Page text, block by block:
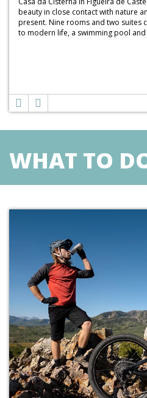
beauty in close contact with nature
present. Nine rooms and two suites
to modern life, a swimming pool and
WHAT TO